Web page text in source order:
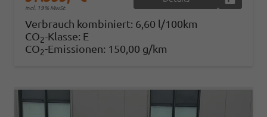
incl. 19% MwSt.
Verbrauch kombiniert: 6,60 l/100km
CO2-Klasse: E
CO2-Emissionen: 150,00 g/km